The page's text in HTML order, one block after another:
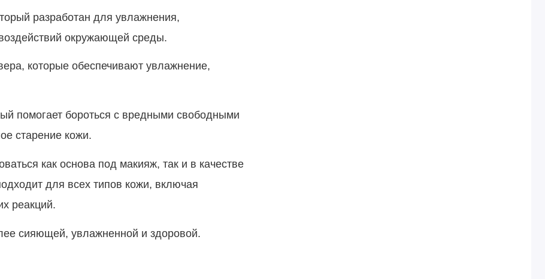
разработан для увлажнения,
окружающей среды.
которые обеспечивают увлажнение,
помогает бороться с вредными свободными
старение кожи.
как основа под макияж, так и в качестве
для всех типов кожи, включая
реакций.
сияющей, увлажненной и здоровой.